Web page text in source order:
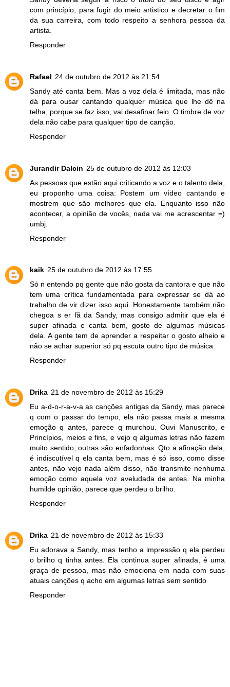
com princípio, para fugir do meio artistico e decretar o fim
da sua carreira, com todo respeito a senhora pessoa da
artista.
Responder
Rafael 24 de outubro de 2012 às 21:54
Sandy até canta bem. Mas a voz dela é limitada, mas não
dá para ousar cantando qualquer música que lhe dê na
telha, porque se faz isso, vai desafinar feio. O timbre de voz
dela não cabe para qualquer tipo de canção.
Responder
Jurandir Dalcin 25 de outubro de 2012 às 12:03
As pessoas que estão aqui criticando a voz e o talento dela,
eu proponho uma coisa: Postem um vídeo cantando e
mostrem que são melhores que ela. Enquanto isso não
acontecer, a opinião de vocês, nada vai me acrescentar =)
umbj.
Responder
kaik 25 de outubro de 2012 às 17:55
Só n entendo pq gente que não gosta da cantora e que não
tem uma crítica fundamentada para expressar se dá ao
trabalho de vir dizer isso aqui. Honestamente também não
chegoa s er fã da Sandy, mas consigo admitir que ela é
super afinada e canta bem, gosto de algumas músicas
dela. A gente tem de aprender a respeitar o gosto alheio e
não se achar superior só pq escuta outro tipo de música.
Responder
Drika 21 de novembro de 2012 às 15:29
Eu a-d-o-r-a-v-a as canções antigas da Sandy, mas parece
q com o passar do tempo, ela não passa mais a mesma
emoção q antes, parece q murchou. Ouvi Manuscrito, e
Princípios, meios e fins, e vejo q algumas letras não fazem
muito sentido, outras são enfadonhas. Qto a afinação dela,
é indiscutível q ela canta bem, mas é só isso, como disse
antes, não vejo nada além disso, não transmite nenhuma
emoção como aquela voz aveludada de antes. Na minha
humilde opinião, parece que perdeu o brilho.
Responder
Drika 21 de novembro de 2012 às 15:33
Eu adorava a Sandy, mas tenho a impressão q ela perdeu
o brilho q tinha antes. Ela continua super afinada, é uma
graça de pessoa, mas não emociona em nada com suas
atuais canções q acho em algumas letras sem sentido
Responder